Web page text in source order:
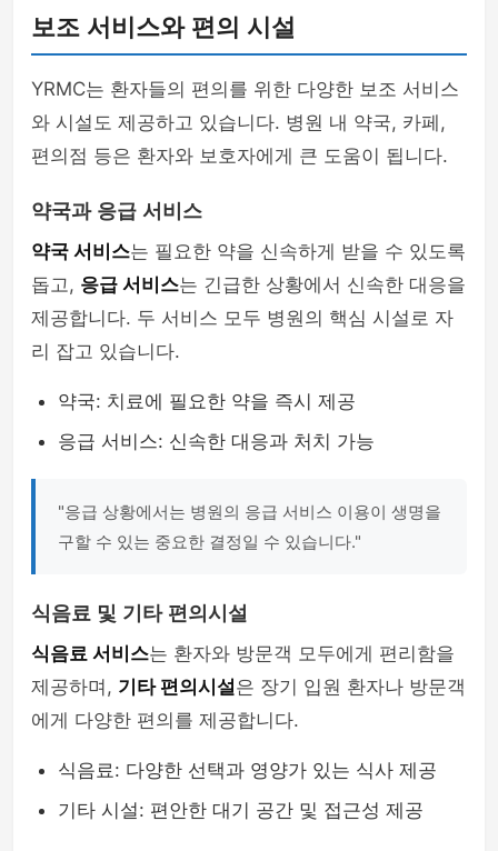
보조 서비스와 편의 시설
YRMC는 환자들의 편의를 위한 다양한 보조 서비스
와 시설도 제공하고 있습니다. 병원 내 약국, 카페,
편의점 등은 환자와 보호자에게 큰 도움이 됩니다.
약국과 응급 서비스
약국 서비스는 필요한 약을 신속하게 받을 수 있도록
돕고, 응급 서비스는 긴급한 상황에서 신속한 대응을
제공합니다. 두 서비스 모두 병원의 핵심 시설로 자
리 잡고 있습니다.
약국: 치료에 필요한 약을 즉시 제공
응급 서비스: 신속한 대응과 처치 가능
"응급 상황에서는 병원의 응급 서비스 이용이 생명을
구할 수 있는 중요한 결정일 수 있습니다."
식음료 및 기타 편의시설
식음료 서비스는 환자와 방문객 모두에게 편리함을
제공하며, 기타 편의시설은 장기 입원 환자나 방문객
에게 다양한 편의를 제공합니다.
식음료: 다양한 선택과 영양가 있는 식사 제공
기타 시설: 편안한 대기 공간 및 접근성 제공